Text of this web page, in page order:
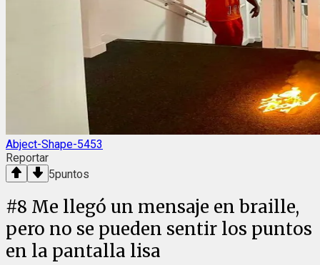
Abject-Shape-5453
Reportar
5puntos
#8 Me llegó un mensaje en braille,
pero no se pueden sentir los puntos
en la pantalla lisa